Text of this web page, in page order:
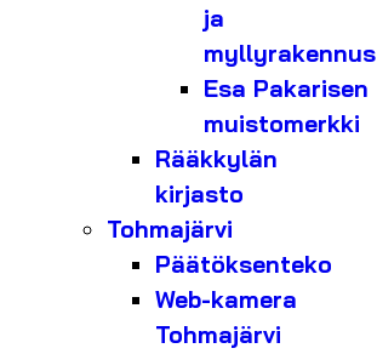
ja
myllyrakennus
Esa Pakarisen
muistomerkki
Rääkkylän
kirjasto
Tohmajärvi
Päätöksenteko
Web-kamera
Tohmajärvi